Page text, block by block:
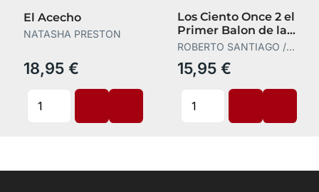
El Acecho
NATASHA PRESTON
18,95 €
Los Ciento Once 2 el
Primer Balon de la
Historia
ROBERTO SANTIAGO /
EDUARDO DE LOS
SANTOS M
15,95 €